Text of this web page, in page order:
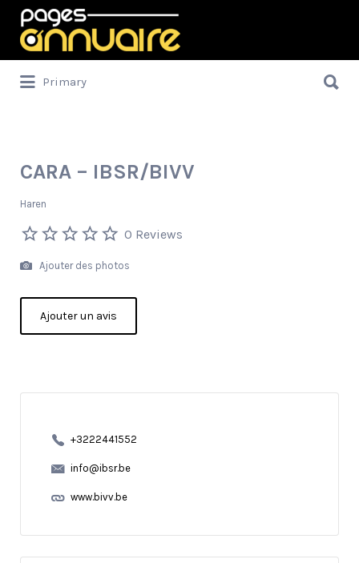
Rechercher:
Primary
CARA – IBSR/BIVV
Haren
0 Reviews
Ajouter des photos
Ajouter un avis
+3222441552
info@ibsr.be
www.bivv.be